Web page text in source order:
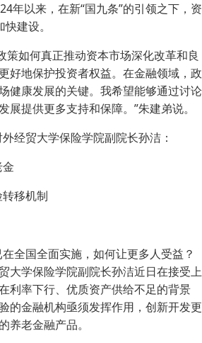
年以来，在新“国九条”的引领之下，资
建设。
策如何真正推动资本市场深化改革和良
好地保护投资者权益。在金融领域，政
健康发展的关键。我希望能够通过讨论
展提供更多支持和保障。”朱建弟说。
经贸大学保险学院副院长孙洁：
移机制
全国全面实施，如何让更多人受益？
大学保险学院副院长孙洁近日在接受上
利率下行、优质资产供给不足的背景
的金融机构亟须发挥作用，创新开发更
养老金融产品。